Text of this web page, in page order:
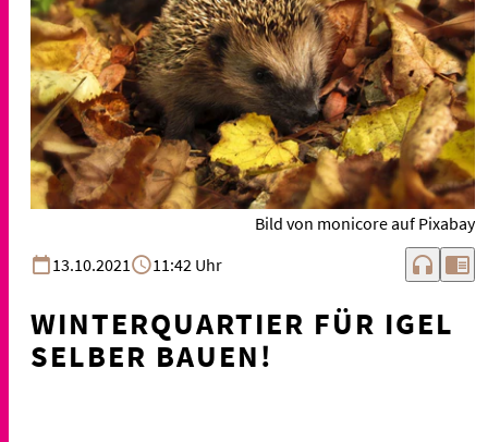
Bild von monicore auf Pixabay
13.10.2021
11:42 Uhr headphones chrome_reader_mode
WINTERQUARTIER FÜR IGEL
SELBER BAUEN!